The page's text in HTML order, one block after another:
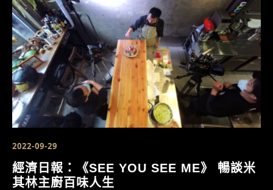
2022-09-29
經濟日報：《SEE YOU SEE ME》 暢談米
其林主廚百味人生